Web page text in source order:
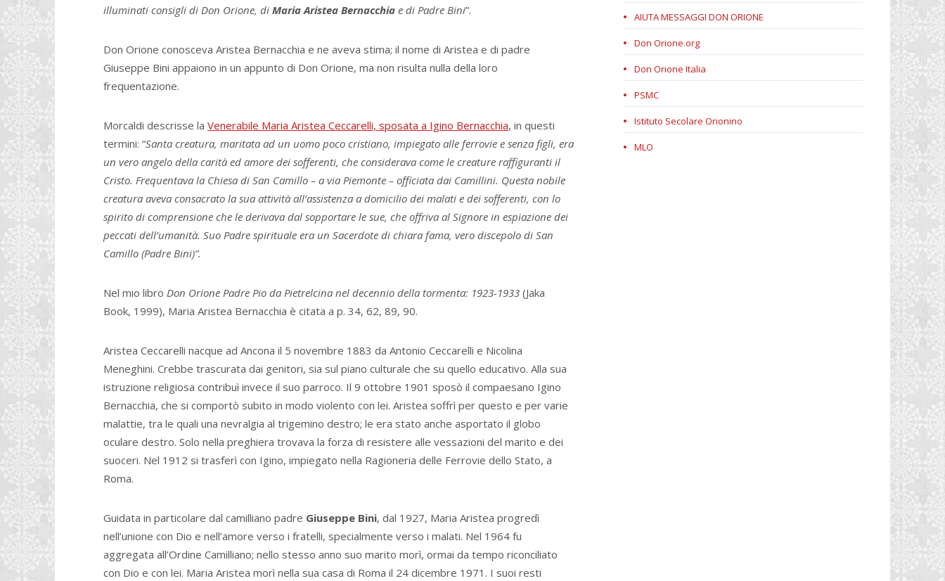
illuminati consigli di Don Orione, di Maria Aristea Bernacchia e di Padre Bini”.
Don Orione conosceva Aristea Bernacchia e ne aveva stima; il nome di Aristea e di padre
Giuseppe Bini appaiono in un appunto di Don Orione, ma non risulta nulla della loro
frequentazione.
Morcaldi descrisse la Venerabile Maria Aristea Ceccarelli, sposata a Igino Bernacchia, in questi
termini: “Santa creatura, maritata ad un uomo poco cristiano, impiegato alle ferrovie e senza figli, era
un vero angelo della carità ed amore dei sofferenti, che considerava come le creature raffiguranti il
Cristo. Frequentava la Chiesa di San Camillo – a via Piemonte – officiata dai Camillini. Questa nobile
creatura aveva consacrato la sua attività all’assistenza a domicilio dei malati e dei sofferenti, con lo
spirito di comprensione che le derivava dal sopportare le sue, che offriva al Signore in espiazione dei
peccati dell’umanità. Suo Padre spirituale era un Sacerdote di chiara fama, vero discepolo di San
Camillo (Padre Bini)”.
Nel mio libro Don Orione Padre Pio da Pietrelcina nel decennio della tormenta: 1923-1933 (Jaka
Book, 1999), Maria Aristea Bernacchia è citata a p. 34, 62, 89, 90.
Aristea Ceccarelli nacque ad Ancona il 5 novembre 1883 da Antonio Ceccarelli e Nicolina
Meneghini. Crebbe trascurata dai genitori, sia sul piano culturale che su quello educativo. Alla sua
istruzione religiosa contribuì invece il suo parroco. Il 9 ottobre 1901 sposò il compaesano Igino
Bernacchia, che si comportò subito in modo violento con lei. Aristea soffrì per questo e per varie
malattie, tra le quali una nevralgia al trigemino destro; le era stato anche asportato il globo
oculare destro. Solo nella preghiera trovava la forza di resistere alle vessazioni del marito e dei
suoceri. Nel 1912 si trasferì con Igino, impiegato nella Ragioneria delle Ferrovie dello Stato, a
Roma.
Guidata in particolare dal camilliano padre Giuseppe Bini, dal 1927, Maria Aristea progredì
nell’unione con Dio e nell’amore verso i fratelli, specialmente verso i malati. Nel 1964 fu
aggregata all’Ordine Camilliano; nello stesso anno suo marito morì, ormai da tempo riconciliato
con Dio e con lei. Maria Aristea morì nella sua casa di Roma il 24 dicembre 1971. I suoi resti
AIUTA MESSAGGI DON ORIONE
Don Orione.org
Don Orione Italia
PSMC
Istituto Secolare Orionino
MLO